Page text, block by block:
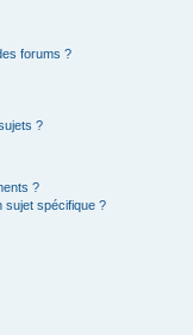
forums ?
?
?
sujet spécifique ?